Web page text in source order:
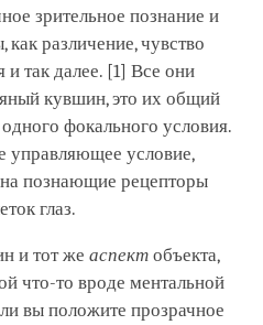
зрительное познание и
различение, чувство
и так далее. [1] Все они
кувшин, это их общий
фокального условия.
управляющее условие,
познающие рецепторы
глаз.
и тот же аспект объекта,
что-то вроде ментальной
вы положите прозрачное